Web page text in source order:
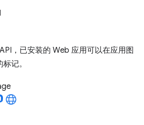
，已安装的 Web 应用可以在应用图
记。